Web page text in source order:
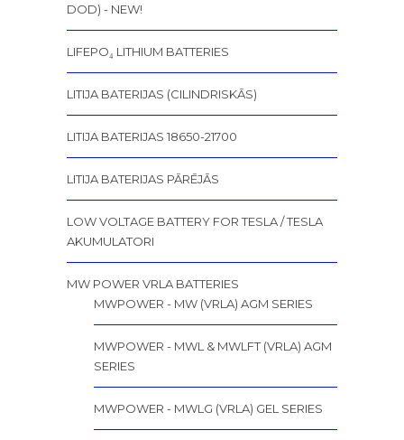
DOD) - NEW!
LIFEPO₄ LITHIUM BATTERIES
LITIJA BATERIJAS (CILINDRISKĀS)
LITIJA BATERIJAS 18650-21700
LITIJA BATERIJAS PĀRĒJĀS
LOW VOLTAGE BATTERY FOR TESLA / TESLA
AKUMULATORI
MW POWER VRLA BATTERIES
MWPOWER - MW (VRLA) AGM SERIES
MWPOWER - MWL & MWLFT (VRLA) AGM
SERIES
MWPOWER - MWLG (VRLA) GEL SERIES